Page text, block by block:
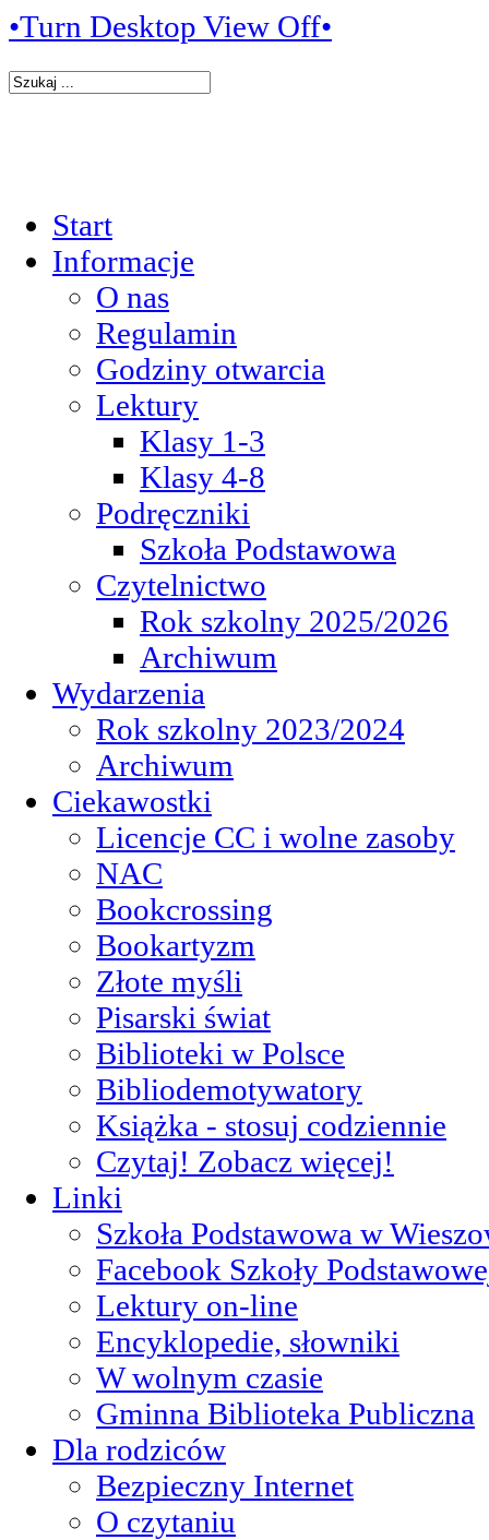
•Turn Desktop View Off•
Start
Informacje
O nas
Regulamin
Godziny otwarcia
Lektury
Klasy 1-3
Klasy 4-8
Podręczniki
Szkoła Podstawowa
Czytelnictwo
Rok szkolny 2025/2026
Archiwum
Wydarzenia
Rok szkolny 2023/2024
Archiwum
Ciekawostki
Licencje CC i wolne zasoby
NAC
Bookcrossing
Bookartyzm
Złote myśli
Pisarski świat
Biblioteki w Polsce
Bibliodemotywatory
Książka - stosuj codziennie
Czytaj! Zobacz więcej!
Linki
Szkoła Podstawowa w
Facebook Szkoły
Lektury on-line
Encyklopedie, słowniki
W wolnym czasie
Gminna Biblioteka Publiczna
Dla rodziców
Bezpieczny Internet
O czytaniu